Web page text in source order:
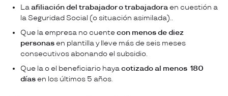
Laafiliación del trabajador o trabajadora en cuestión a
la Seguridad Social (o situación asimilada)..
Que la empresa no cuentecon menos de diez
personas en plantilla y lleve más de seis meses
consecutivos abonando el subsidio.
Que la o el beneficiario hayacotizado al menos 180
días en los últimos 5 años.